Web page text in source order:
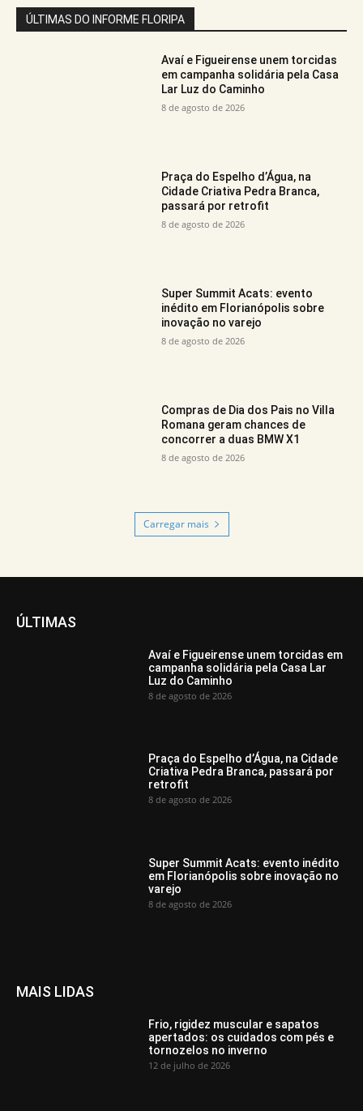
ÚLTIMAS DO INFORME FLORIPA
Avaí e Figueirense unem torcidas
em campanha solidária pela Casa
Lar Luz do Caminho
8 de agosto de 2026
Praça do Espelho d’Água, na
Cidade Criativa Pedra Branca,
passará por retrofit
8 de agosto de 2026
Super Summit Acats: evento
inédito em Florianópolis sobre
inovação no varejo
8 de agosto de 2026
Compras de Dia dos Pais no Villa
Romana geram chances de
concorrer a duas BMW X1
8 de agosto de 2026
Carregar mais
ÚLTIMAS
Avaí e Figueirense unem torcidas em
campanha solidária pela Casa Lar
Luz do Caminho
8 de agosto de 2026
Praça do Espelho d’Água, na Cidade
Criativa Pedra Branca, passará por
retrofit
8 de agosto de 2026
Super Summit Acats: evento inédito
em Florianópolis sobre inovação no
varejo
8 de agosto de 2026
MAIS LIDAS
Frio, rigidez muscular e sapatos
apertados: os cuidados com pés e
tornozelos no inverno
12 de julho de 2026